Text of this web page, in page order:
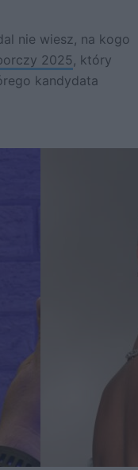
nie wiesz, na kogo
2025, który
kandydata